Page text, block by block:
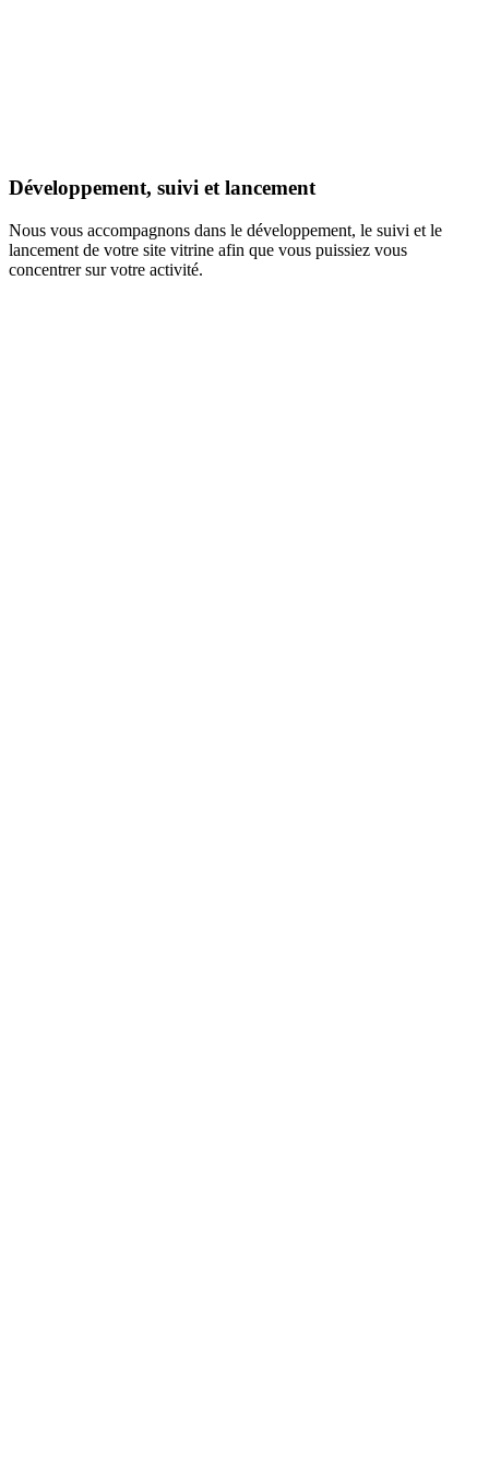
Développement, suivi et lancement
Nous vous accompagnons dans le développement, le suivi et le
lancement de votre site vitrine afin que vous puissiez vous
concentrer sur votre activité.